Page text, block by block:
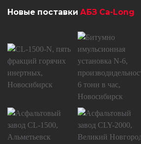
Новые поставки АБЗ Ca-Long